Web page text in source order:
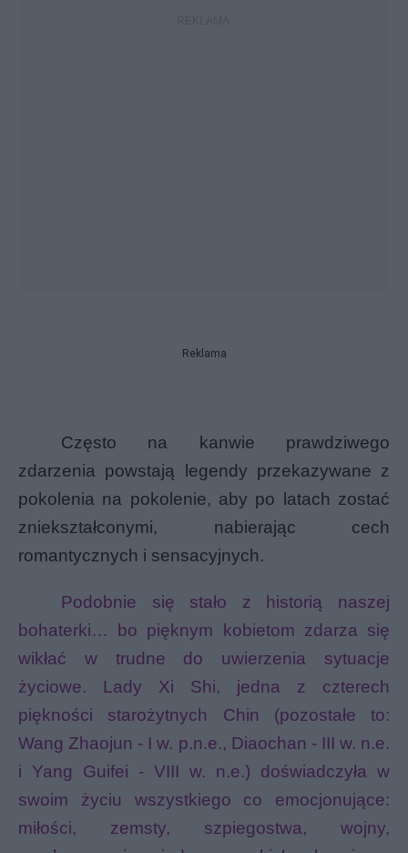
Reklama
Często na kanwie prawdziwego
zdarzenia powstają legendy przekazywane z
pokolenia na pokolenie, aby po latach zostać
zniekształconymi, nabierając cech
romantycznych i sensacyjnych.
Podobnie się stało z historią naszej
bohaterki… bo pięknym kobietom zdarza się
wikłać w trudne do uwierzenia sytuacje
życiowe. Lady Xi Shi, jedna z czterech
piękności starożytnych Chin (pozostałe to:
Wang Zhaojun - I w. p.n.e., Diaochan - III w. n.e.
i Yang Guifei - VIII w. n.e.) doświadczyła w
swoim życiu wszystkiego co emocjonujące:
miłości, zemsty, szpiegostwa, wojny,